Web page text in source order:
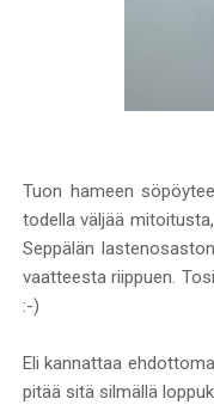
Tuon hameen
todella väljää
Seppälän
vaatteesta riippuen.
:-)
Eli kannattaa
pitää sitä silmällä